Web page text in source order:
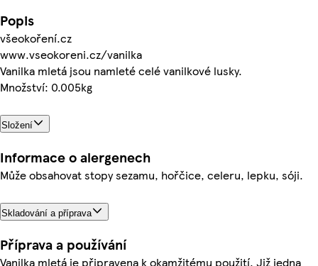
Popis
všeokoření.cz
www.vseokoreni.cz/vanilka
Vanilka mletá jsou namleté celé vanilkové lusky.
Množství: 0.005kg
Složení
Informace o alergenech
Může obsahovat stopy sezamu, hořčice, celeru, lepku, sóji.
Skladování a příprava
Příprava a používání
Vanilka mletá je připravena k okamžitému použití. Již jedna